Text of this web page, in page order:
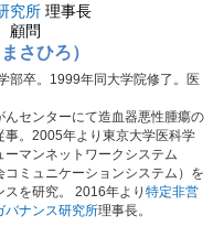
究所理事長
顧問
さひろ）
部卒。1999年同大学院修了。医
んセンターにて造血器悪性腫瘍の
事。2005年より東京大学医科学
ーマンネットワークシステム
コミュニケーションシステム）を
スを研究。 2016年より 特定非営
バナンス研究所理事長。